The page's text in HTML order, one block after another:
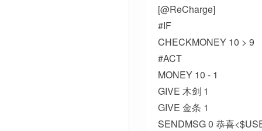
[@ReCharge]
#IF
CHECKMONEY 10 > 9
#ACT
MONEY 10 - 1
GIVE 木剑 1
GIVE 金条 1
SENDMSG 0 恭喜